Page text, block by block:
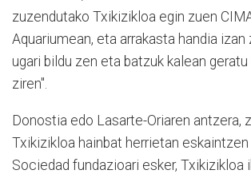
zuzendutako Txikizikloa egin zuen
Aquariumean, eta arrakasta handia izan
ugari bildu zen eta batzuk kalean geratu
ziren".
Donostia edo Lasarte-Oriaren antzera,
Txikizikloa hainbat herrietan eskaintzen
Sociedad fundazioari esker, Txikizikloa